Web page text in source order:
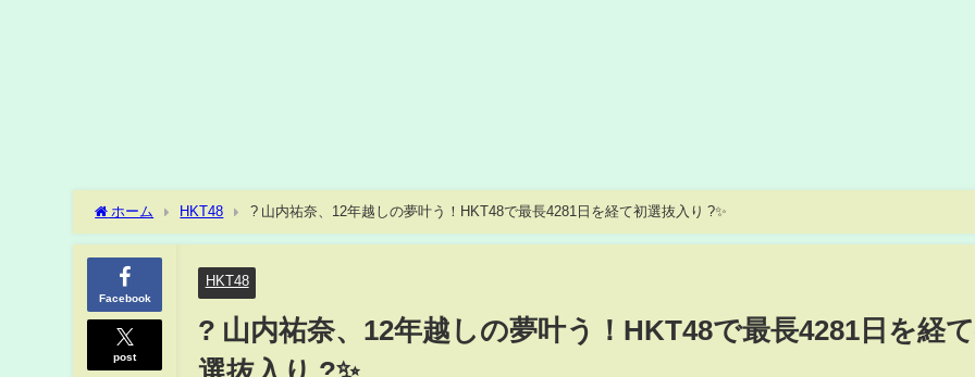
ホーム HKT48 ? 山内祐奈、12年越しの夢叶う！HKT48で最長4281日を経て初選抜入り ?✨
Facebook
post
HKT48
? 山内祐奈、12年越しの夢叶う！HKT48で最長4281日を経
選抜入り ?✨